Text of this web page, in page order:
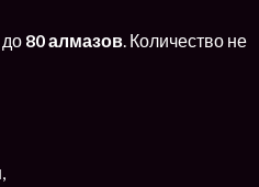
до 80 алмазов. Количество не